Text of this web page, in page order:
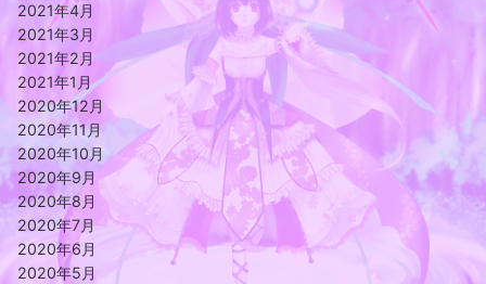
2021年4月
2021年3月
2021年2月
2021年1月
2020年12月
2020年11月
2020年10月
2020年9月
2020年8月
2020年7月
2020年6月
2020年5月